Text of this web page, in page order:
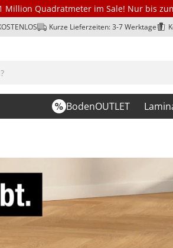
Million Quadratmeter im Sale! Nur bis
Kurze Lieferzeiten: 3-7 Werktage
BodenOUTLET